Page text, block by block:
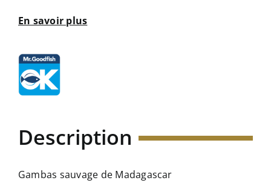
En savoir plus
Description
Gambas sauvage de Madagascar